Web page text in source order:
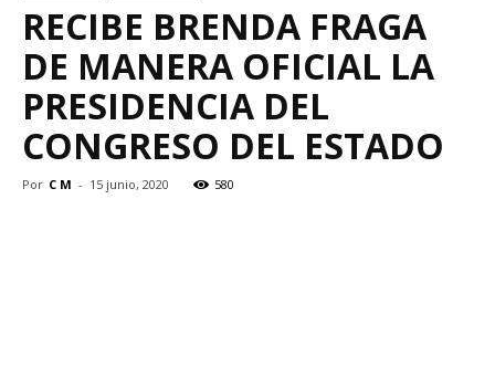
RECIBE BRENDA FRAGA
DE MANERA OFICIAL LA
PRESIDENCIA DEL
CONGRESO DEL ESTADO
Por C M - 15 junio, 2020 580